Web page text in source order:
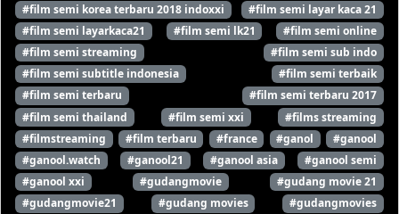
#film semi korea terbaru 2018 indoxxi
#film semi layar kaca 21
#film semi layarkaca21
#film semi lk21
#film semi online
#film semi streaming
#film semi sub indo
#film semi subtitle indonesia
#film semi terbaik
#film semi terbaru
#film semi terbaru 2017
#film semi thailand
#film semi xxi
#films streaming
#filmstreaming
#film terbaru #france #ganol
#ganool
#ganool.watch
#ganool21 #ganool asia
#ganool semi
#ganool xxi
#gudangmovie
#gudang movie 21
#gudangmovie21
#gudang movies
#gudangmovies